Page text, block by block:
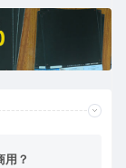
用？